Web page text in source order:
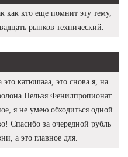
как кто еще помнит эту тему,
рынков технический.
катюшааа, это снова я, на
Нельзя Фенилпропионат
я не умею обходиться одной
Спасибо за очередной рубль
а это главное для.